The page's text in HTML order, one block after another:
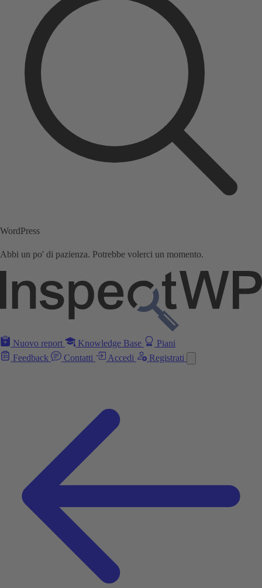
WordPress
Abbi un po' di pazienza. Potrebbe volerci un momento.
Nuovo report Knowledge Base
Piani
Feedback
Contatti Accedi Registrati